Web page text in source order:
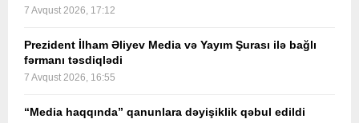
7 Avqust 2026, 17:12
Prezident İlham Əliyev Media və Yayım Şurası ilə bağlı
fərmanı təsdiqlədi
7 Avqust 2026, 16:55
“Media haqqında” qanunlara dəyişiklik qəbul edildi